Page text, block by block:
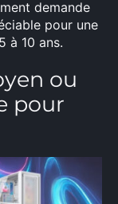
demande
pour une
à 10 ans.
ou
pour